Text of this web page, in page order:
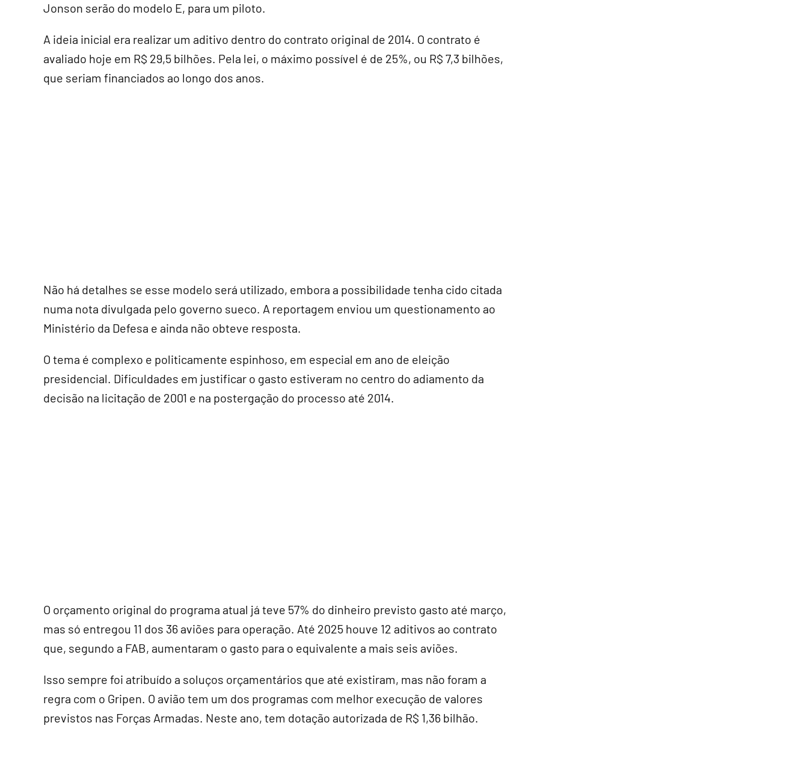
Jonson serão do modelo E, para um piloto.
A ideia inicial era realizar um aditivo dentro do contrato original de 2014. O contrato é
avaliado hoje em R$ 29,5 bilhões. Pela lei, o máximo possível é de 25%, ou R$ 7,3 bilhões,
que seriam financiados ao longo dos anos.
Não há detalhes se esse modelo será utilizado, embora a possibilidade tenha cido citada
numa nota divulgada pelo governo sueco. A reportagem enviou um questionamento ao
Ministério da Defesa e ainda não obteve resposta.
O tema é complexo e politicamente espinhoso, em especial em ano de eleição
presidencial. Dificuldades em justificar o gasto estiveram no centro do adiamento da
decisão na licitação de 2001 e na postergação do processo até 2014.
O orçamento original do programa atual já teve 57% do dinheiro previsto gasto até março,
mas só entregou 11 dos 36 aviões para operação. Até 2025 houve 12 aditivos ao contrato
que, segundo a FAB, aumentaram o gasto para o equivalente a mais seis aviões.
Isso sempre foi atribuído a soluços orçamentários que até existiram, mas não foram a
regra com o Gripen. O avião tem um dos programas com melhor execução de valores
previstos nas Forças Armadas. Neste ano, tem dotação autorizada de R$ 1,36 bilhão.